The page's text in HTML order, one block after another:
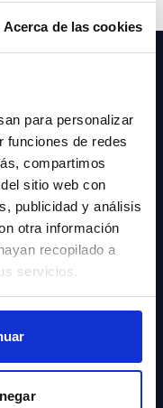
Acerca de las cookies
para personalizar
funciones de redes
compartimos
sitio web con
publicidad y análisis
otra información
recopilado a
servicios.
y ofertas.